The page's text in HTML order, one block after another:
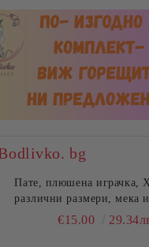
bg
Пате, плюшена играчка,
различни размери, мека
€15.00